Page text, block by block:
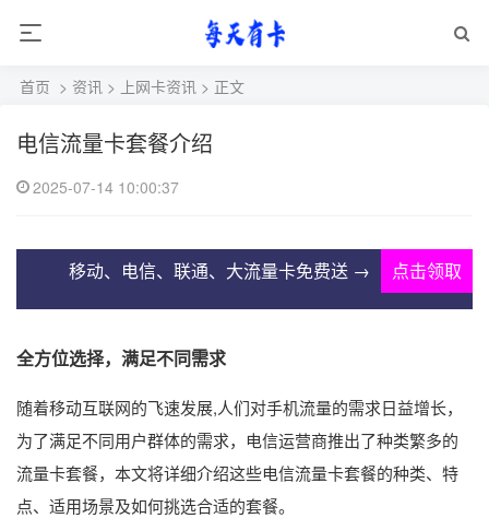
首页 > 资讯 > 上网卡资讯 > 正文
电信流量卡套餐介绍
2025-07-14 10:00:37
移动、电信、联通、大流量卡免费送 → 点击领取
全方位选择，满足不同需求
随着移动互联网的飞速发展,人们对手机流量的需求日益增长，
为了满足不同用户群体的需求，电信运营商推出了种类繁多的
流量卡套餐，本文将详细介绍这些电信流量卡套餐的种类、特
点、适用场景及如何挑选合适的套餐。